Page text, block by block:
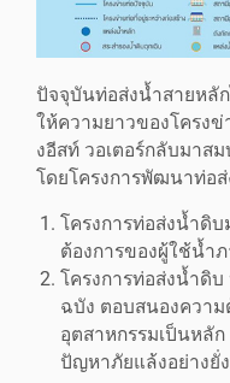
ปัจจุบันท่อส่งน้ำสายหลั
ให้ความยาวของโครง
งอีสท์ วอเตอร์กลับมาส
โดยโครงการพัฒนาท่อส่
โครงการท่อส่งน้ำดิ
ต้องการของผู้ใช้น้ำ
โครงการท่อส่งน้ำดิ
ฉบัง ตอบสนองควา
อุตสาหกรรมเป็นหลั
ปัญหาภัยแล้งอย่างยั่